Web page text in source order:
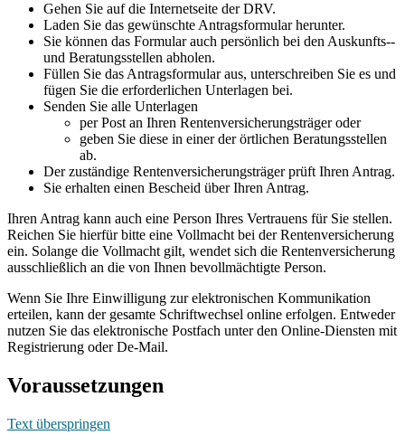
Gehen Sie auf die Internetseite der DRV.
Laden Sie das gewünschte Antragsformular herunter.
Sie können das Formular auch persönlich bei den Auskunfts-­
und Beratungsstellen abholen.
Füllen Sie das Antragsformular aus, unterschreiben Sie es und
fügen Sie die erforderlichen Unterlagen bei.
Senden Sie alle Unterlagen
per Post an Ihren Rentenversicherungsträger oder
geben Sie diese in einer der örtlichen Beratungsstellen
ab.
Der zuständige Rentenversicherungsträger prüft Ihren Antrag.
Sie erhalten einen Bescheid über Ihren Antrag.
Ihren Antrag kann auch eine Person Ihres Vertrauens für Sie stellen.
Reichen Sie hierfür bitte eine Vollmacht bei der Rentenversicherung
ein. Solange die Vollmacht gilt, wendet sich die Rentenversicherung
ausschließlich an die von Ihnen bevollmächtigte Person.
Wenn Sie Ihre Einwilligung zur elektronischen Kommunikation
erteilen, kann der gesamte Schriftwechsel online erfolgen. Entweder
nutzen Sie das elektronische Postfach unter den Online-Diensten mit
Registrierung oder De-Mail.
Voraussetzungen
Text überspringen